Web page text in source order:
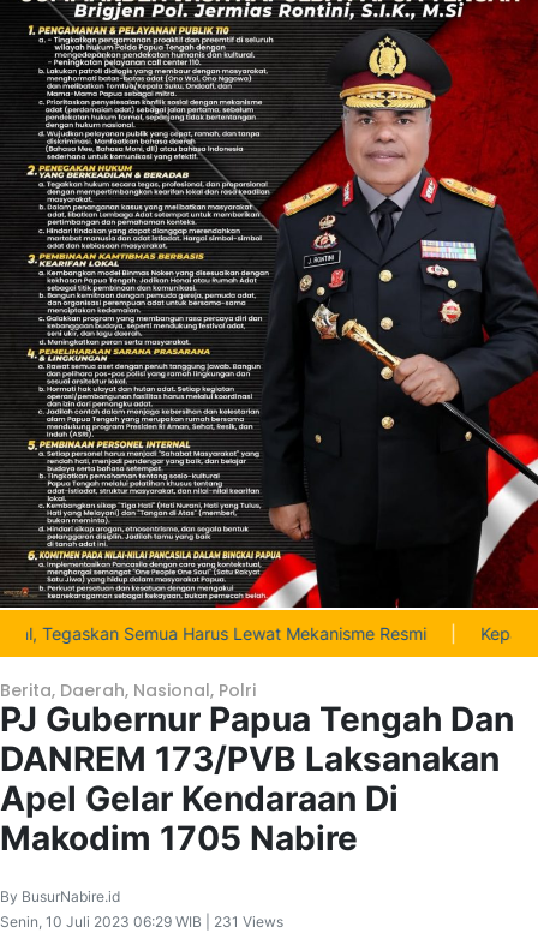
Semua Harus Lewat Mekanisme Resmi | Kepala Suku
Berita, Daerah, Nasional, Polri
PJ Gubernur Papua Tengah Dan
DANREM 173/PVB Laksanakan
Apel Gelar Kendaraan Di
Makodim 1705 Nabire
By BusurNabire.id
Senin, 10 Juli 2023 06:29 WIB | 231 Views